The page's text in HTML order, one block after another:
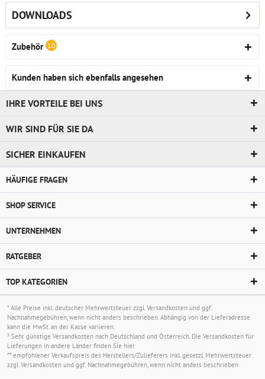
DOWNLOADS
Zubehör 10
Kunden haben sich ebenfalls angesehen
IHRE VORTEILE BEI UNS
WIR SIND FÜR SIE DA
SICHER EINKAUFEN
HÄUFIGE FRAGEN
SHOP SERVICE
UNTERNEHMEN
RATGEBER
TOP KATEGORIEN
* Alle Preise inkl. deutscher Mehrwertsteuer zzgl.Versandkosten und ggf.
Nachnahmegebühren, wenn nicht anders beschrieben. Abhängig von der Lieferadresse
kann die MwSt. an der Kasse variieren.
¹ Sehr günstige Versandkosten nach Deutschland und Österreich. Die Versandkosten für
Lieferungen in andere Länder finden Sie hier
** empfohlener Verkaufspreis des Herstellers/Zulieferers inkl. gesetzl. Mehrwertsteuer
zzgl.Versandkosten und ggf. Nachnahmegebühren, wenn nicht anders beschrieben